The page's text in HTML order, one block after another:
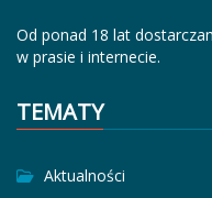
Od ponad 18 lat
w prasie i internecie.
TEMATY
Aktualności